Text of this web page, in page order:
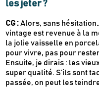
les jeter ?
CG :Alors, sans
vintage est revenue à la
la jolie vaisselle en
pour vivre, pas pour
Ensuite, je dirais : les
super qualité. S’ils sont
passée, on peut les